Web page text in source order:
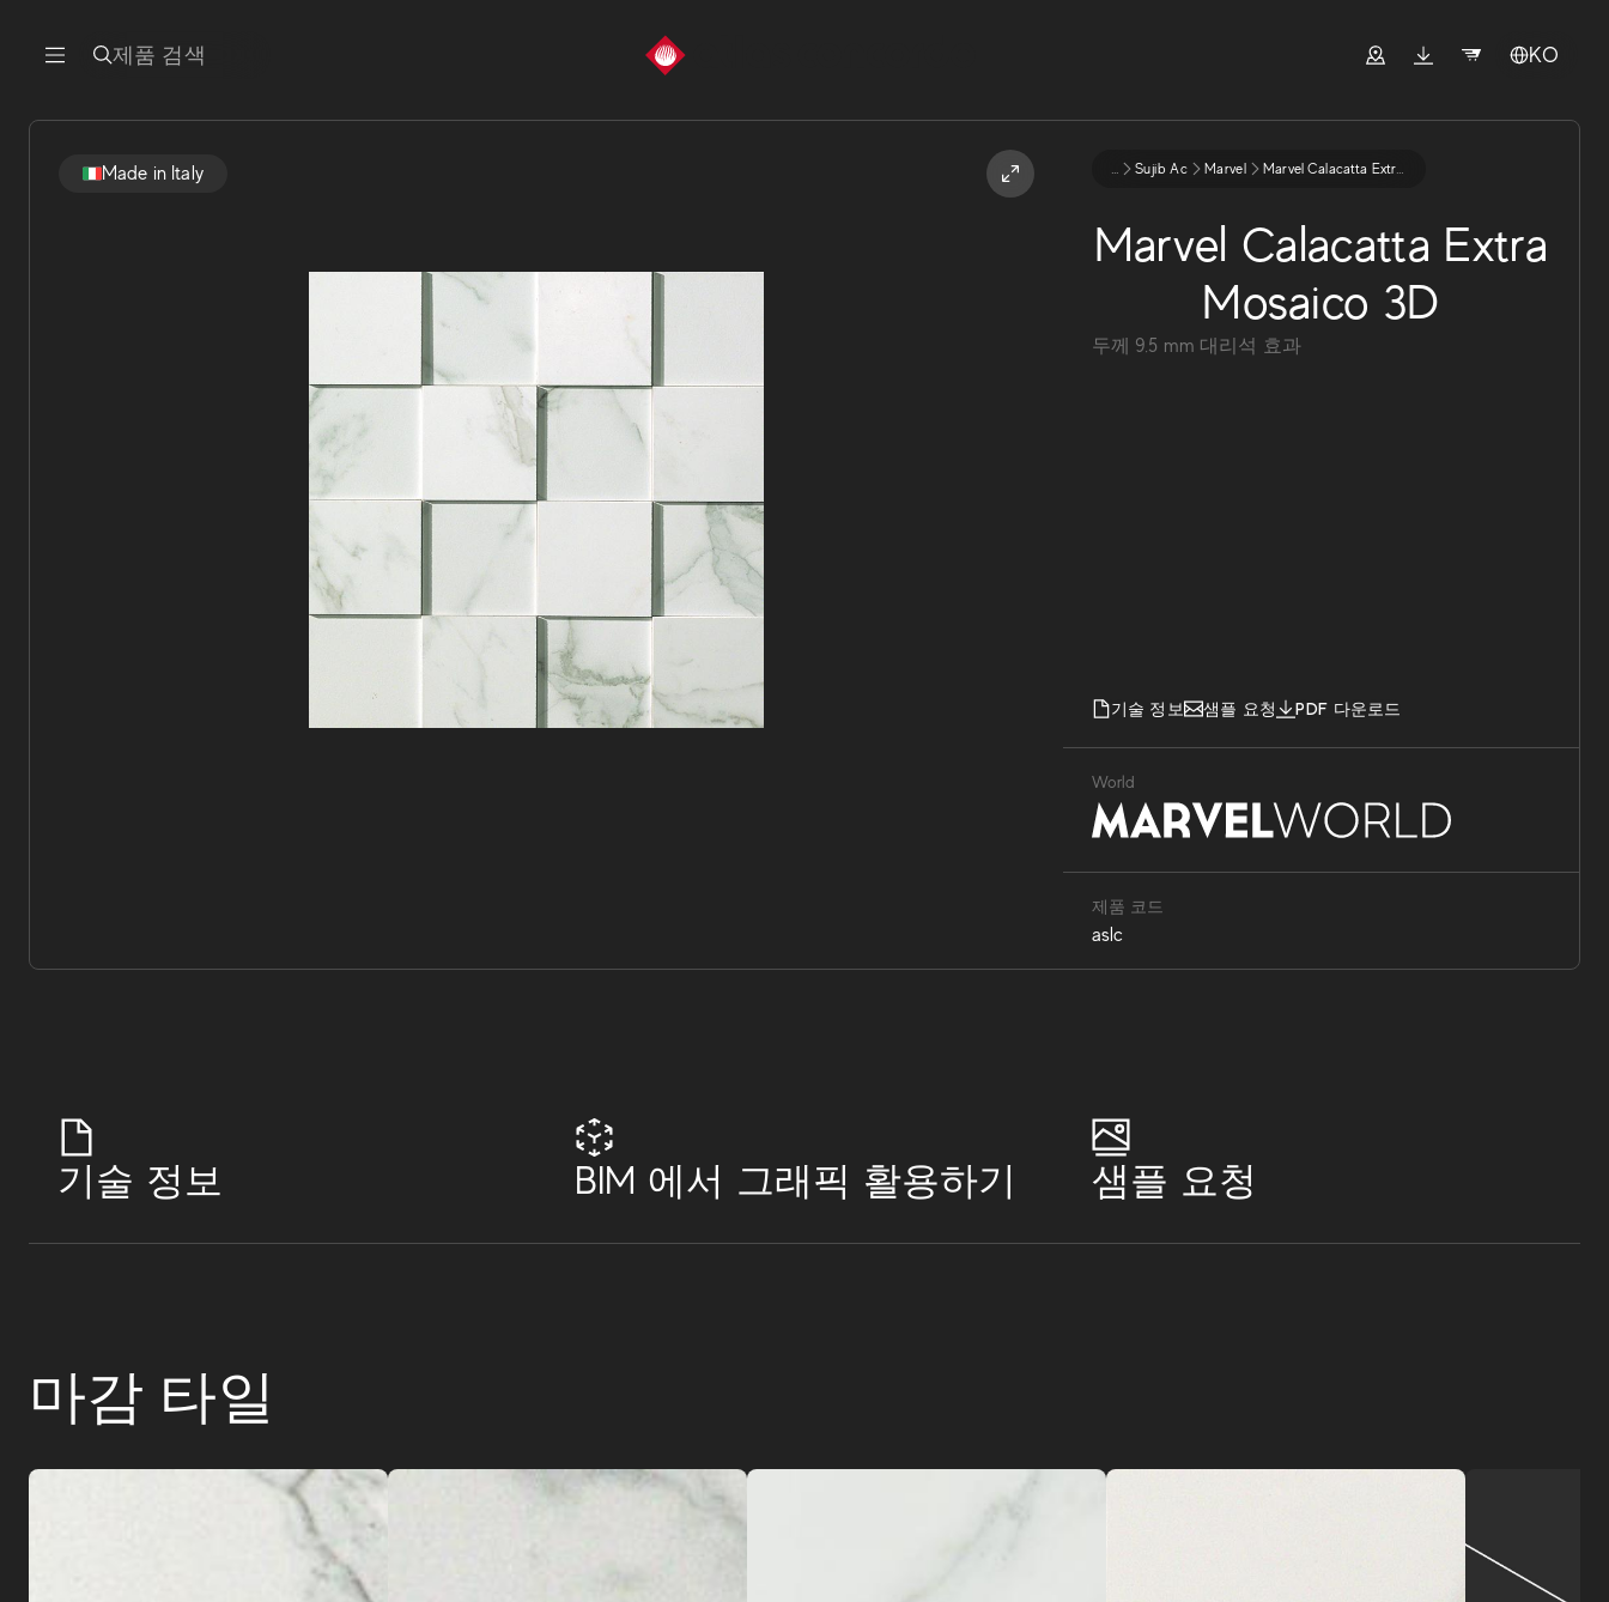
제품 검색 KO
Made in Italy ... Sujib Ac Marvel Marvel Calacatta Extra Mosaico 3d
Marvel Calacatta Extra
Mosaico 3D
두께 9.5 mm 대리석 효과
기술 정보 샘플 요청 PDF 다운로드
World
제품 코드
aslc
기술 정보 BIM 에서 그래픽 활용하기 샘플 요청
마감 타일